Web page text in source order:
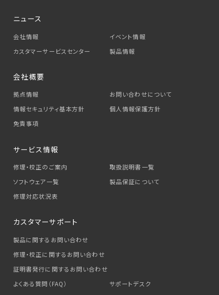
ニュース
会社情報
イベント情報
カスタマーサービス センター 製品情報
会社概要
拠点情報
お問い合わせについて
情報セキュリティ基本方針
個人情報保護方針
免責事項
サービス情報
修理・校正のご案内
取扱説明書一覧
ソフトウェア一覧
製品保証について
修理対応状況表
カスタマーサポート
製品に関するお問い合わせ
修理・校正に関するお問い合わせ
証明書発行に関するお問い合わせ
よくある質問（FAQ）
サポートデスク